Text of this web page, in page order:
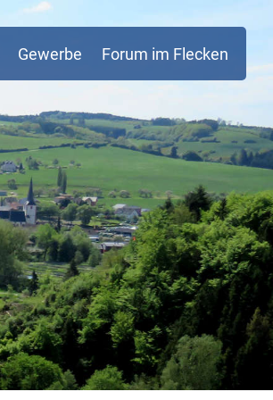
Gewerbe Forum im Flecken